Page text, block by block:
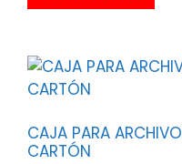
CAJA PARA ARCHIVO
CARTÓN